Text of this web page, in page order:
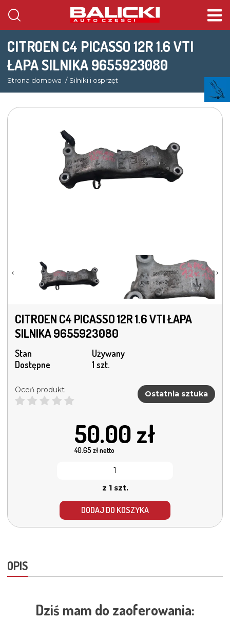
CITROEN C4 PICASSO 12R 1.6 VTI
ŁAPA SILNIKA 9655923080
Strona domowa Silniki i osprzęt
‹ ›
CITROEN C4 PICASSO 12R 1.6 VTI ŁAPA
SILNIKA 9655923080
Stan
Używany
Dostępne
1 szt.
Oceń produkt Ostatnia sztuka
50.00 zł
40.65zł netto
z 1 szt.
DODAJ DO KOSZYKA
OPIS
Dziś mam do zaoferowania: